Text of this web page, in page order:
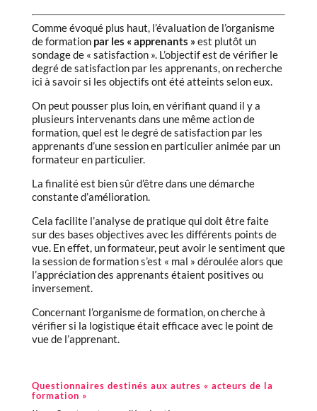
Comme évoqué plus haut, l’évaluation de l’organisme
de formation par les « apprenants »est plutôt un
sondage de « satisfaction ». L’objectif est de vérifier le
degré de satisfaction par les apprenants, on recherche
ici à savoir si les objectifs ont été atteints selon eux.
On peut pousser plus loin, en vérifiant quand il y a
plusieurs intervenants dans une même action de
formation, quel est le degré de satisfaction par les
apprenants d’une session en particulier animée par un
formateur en particulier.
La finalité est bien sûr d’être dans une démarche
constante d’amélioration.
Cela facilite l’analyse de pratique qui doit être faite
sur des bases objectives avec les différents points de
vue. En effet, un formateur, peut avoir le sentiment que
la session de formation s’est « mal » déroulée alors que
l’appréciation des apprenants étaient positives ou
inversement.
Concernant l’organisme de formation, on cherche à
vérifier si la logistique était efficace avec le point de
vue de l’apprenant.
Questionnaires destinés aux autres « acteurs de la
formation »